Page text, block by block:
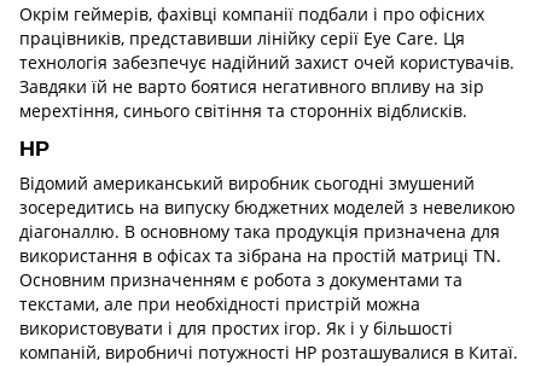
Окрім геймерів, фахівці компанії подбали і про офісних
працівників, представивши лінійку серії Eye Care. Ця
технологія забезпечує надійний захист очей користувачів.
Завдяки їй не варто боятися негативного впливу на зір
мерехтіння, синього світіння та сторонніх відблисків.
HP
Відомий американський виробник сьогодні змушений
зосередитись на випуску бюджетних моделей з невеликою
діагоналлю. В основному така продукція призначена для
використання в офісах та зібрана на простій матриці TN.
Основним призначенням є робота з документами та
текстами, але при необхідності пристрій можна
використовувати і для простих ігор. Як і у більшості
компаній, виробничі потужності HP розташувалися в Китаї.